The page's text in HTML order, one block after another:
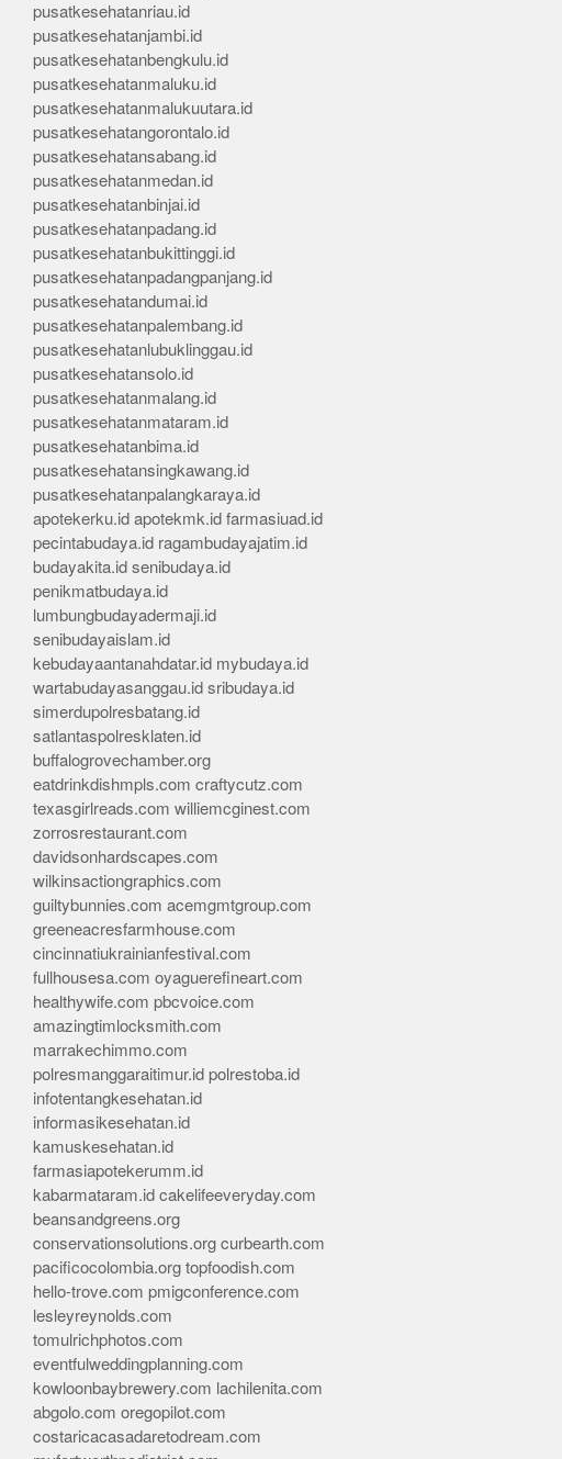
pusatkesehatanriau.id
pusatkesehatanjambi.id
pusatkesehatanbengkulu.id
pusatkesehatanmaluku.id
pusatkesehatanmalukuutara.id
pusatkesehatangorontalo.id
pusatkesehatansabang.id
pusatkesehatanmedan.id
pusatkesehatanbinjai.id
pusatkesehatanpadang.id
pusatkesehatanbukittinggi.id
pusatkesehatanpadangpanjang.id
pusatkesehatandumai.id
pusatkesehatanpalembang.id
pusatkesehatanlubuklinggau.id
pusatkesehatansolo.id
pusatkesehatanmalang.id
pusatkesehatanmataram.id
pusatkesehatanbima.id
pusatkesehatansingkawang.id
pusatkesehatanpalangkaraya.id
apotekerku.id apotekmk.id farmasiuad.id
pecintabudaya.id ragambudayajatim.id
budayakita.id senibudaya.id
penikmatbudaya.id
lumbungbudayadermaji.id
senibudayaislam.id
kebudayaantanahdatar.id mybudaya.id
wartabudayasanggau.id sribudaya.id
simerdupolresbatang.id
satlantaspolresklaten.id
buffalogrovechamber.org
eatdrinkdishmpls.com craftycutz.com
texasgirlreads.com williemcginest.com
zorrosrestaurant.com
davidsonhardscapes.com
wilkinsactiongraphics.com
guiltybunnies.com acemgmtgroup.com
greeneacresfarmhouse.com
cincinnatiukrainianfestival.com
fullhousesa.com oyaguerefineart.com
healthywife.com pbcvoice.com
amazingtimlocksmith.com
marrakechimmo.com
polresmanggaraitimur.id polrestoba.id
infotentangkesehatan.id
informasikesehatan.id
kamuskesehatan.id
farmasiapotekerumm.id
kabarmataram.id cakelifeeveryday.com
beansandgreens.org
conservationsolutions.org curbearth.com
pacificocolombia.org topfoodish.com
hello-trove.com pmigconference.com
lesleyreynolds.com
tomulrichphotos.com
eventfulweddingplanning.com
kowloonbaybrewery.com lachilenita.com
abgolo.com oregopilot.com
costaricacasadaretodream.com